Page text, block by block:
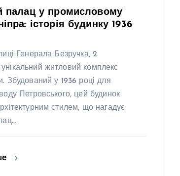
палац у промисловому
історія будинку 1936
Генерала Безручка, 2
житловий комплекс
Збудований у 1936 році для
Петровського, цей будинок
стилем, що нагадує